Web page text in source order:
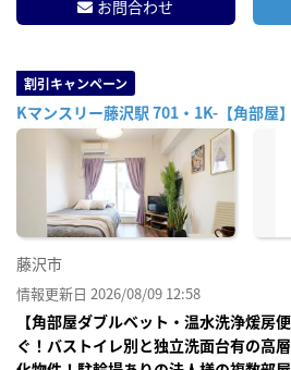
お問合わせ
割引キャンペーン
Kマンスリー藤沢駅 701・1K-【角部屋
藤沢市
情報更新日 2026/08/09 12:58
【角部屋ダブルベット・温水洗浄煖房
ぐ！バストイレ別と独立洗面台有の高